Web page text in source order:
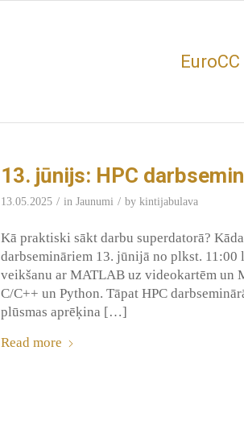
EuroCC
13. jūnijs: HPC
13.05.2025 / in Jaunumi / by kintijabulava
Kā praktiski sākt darbu superdatorā?
darbsemināriem 13. jūnijā no plkst.
veikšanu ar MATLAB uz videokartēm un
C/C++ un Python. Tāpat HPC
plūsmas aprēķina […]
Read more